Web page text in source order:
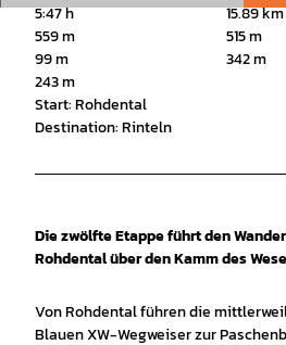
5:47 h
15.89 km
559 m
515 m
99 m
342 m
243 m
Start: Rohdental
Destination: Rinteln
Die zwölfte Etappe führt den
Rohdental über den Kamm des
Von Rohdental führen die
Blauen XW-Wegweiser zur